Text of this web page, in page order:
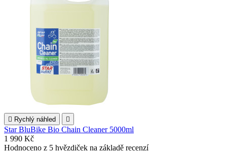
 Rychlý náhled 
Star BluBike Bio Chain Cleaner 5000ml
1 990 Kč
Hodnoceno z 5 hvězdiček na základě recenzí